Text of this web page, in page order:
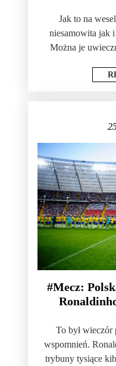
Jak to na
niesamowita jak
Można je
#Mecz:
To był wieczór
wspomnień.
trybuny tysiące